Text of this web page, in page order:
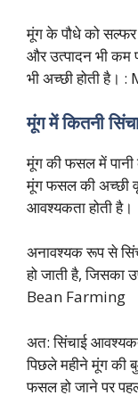
मूंग के पौधे को सल्फर
और उत्पादन भी कम
भी अच्छी होती
मूंग में कितनी
मूंग की फसल में पानी
मूंग फसल की अच्छी
आवश्यकता होती है।
अनावश्यक रूप से
हो जाती है, जिसका
Bean Farming
अत: सिंचाई
पिछले महीने मूंग की
फसल होजाने पर